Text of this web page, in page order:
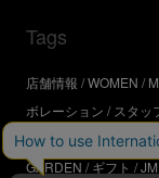
Tags
店舗情報 WOMEN
ボレーション
スタッ
ト アウトドア イン
GARDEN
ギフト